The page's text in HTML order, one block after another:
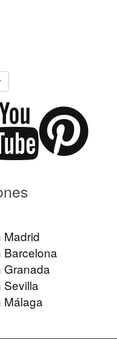
Madrid
Barcelona
Granada
Sevilla
Málaga